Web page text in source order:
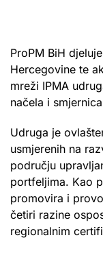
ProPM BiH
Hercegovine te
mreži IPMA
načela i
Udruga je
usmjerenih na
području
portfeljima. Kao
promovira i
četiri razine
regionalnim